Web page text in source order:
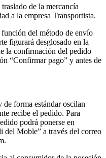
de la mercancía
a la empresa Transportista.
del método de envío
figurará desglosado en la
la confirmación del pedido
“Confirmar pago” y antes de
de forma estándar oscilan
recibe el pedido. Para
podrá ponerse en
del Moble” a través del correo